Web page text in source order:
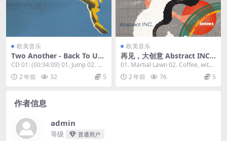
欧美音乐
Two Another - Back To Us
(Deluxe) 2023 [24Bit/44.1k
Hz] [Hi-Res Flac 676MB]
CD 01: (00:34:09) 01. Jump 02. Ma
tter Of...
2 年前 32 5
欧美音乐
再见，大创意 Abstract INC.
- Goodbye Big Idea (2023)
[24bit/96kHz] [Hi-Res Flac
795MB]
01. Martial Lawn 02. Coffee, with
a Tiny...
2 年前 76 5
作者信息
admin
等级 普通用户